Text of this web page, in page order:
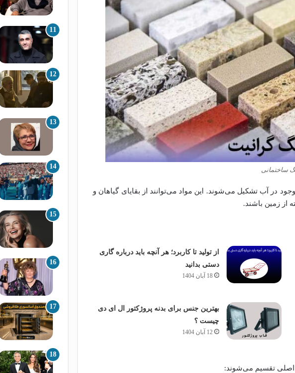
ساختمانی
در آب تشکیل می‌شوند. این مواد می‌توانند از بقایای گیاهان و
از زمین باشند.
از تولید تا کاربرد؛ هر آنچه باید درباره گاری
دستی بدانید
18 آبان 1404
بهترین جنس برای بدنه پروژکتور ال ای دی
چیست ؟
12 آبان 1404
تقسیم می‌شوند: